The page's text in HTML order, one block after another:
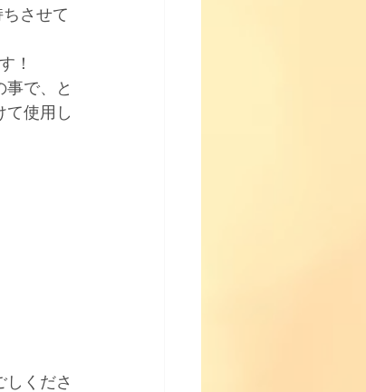
させて
！
で、と
て使用し
くださ